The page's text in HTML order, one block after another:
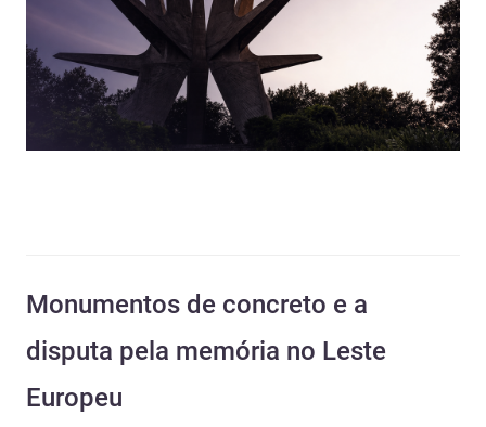
Monumentos de concreto e a
disputa pela memória no Leste
Europeu